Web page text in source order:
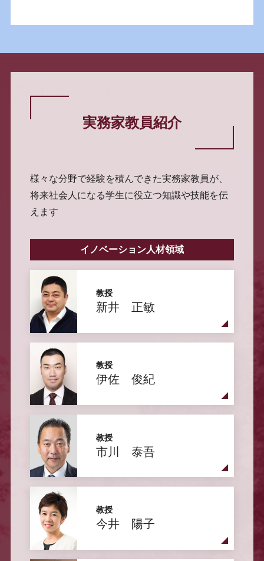
実務家教員紹介
様々な分野で経験を積んできた実務家教員が、
将来社会人になる学生に役立つ知識や技能を伝
えます
イノベーション人材領域
教授
新井 正敏
教授
伊佐 俊紀
教授
市川 泰吾
教授
今井 陽子